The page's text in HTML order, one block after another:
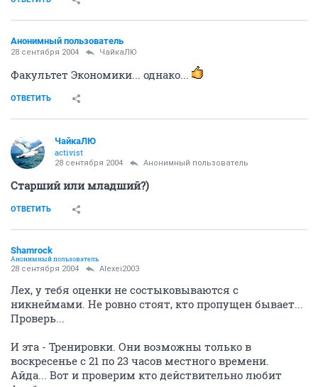
Анонимный пользователь
28 сентября 2004 ЧайкаЛЮ
Факультет Экономики... однако...
ОТВЕТИТЬ
ЧайкаЛЮ
activist
28 сентября 2004 Анонимный пользователь
Старший или младший?)
ОТВЕТИТЬ
Shamrock
Анонимный пользователь
28 сентября 2004 Alexei2003
Лех, у тебя оценки не состыковываются с
никнеймами. Не ровно стоят, кто пропущен бывает...
Проверь...
И эта - Тренировки. Они возможны только в
воскресенье с 21 по 23 часов местного времени.
Айда... Вот и проверим кто действительно любит